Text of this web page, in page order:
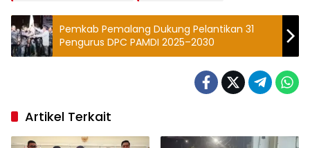
Pemkab Pemalang Dukung Pelantikan 31
Pengurus DPC PAMDI 2025–2030
Artikel Terkait